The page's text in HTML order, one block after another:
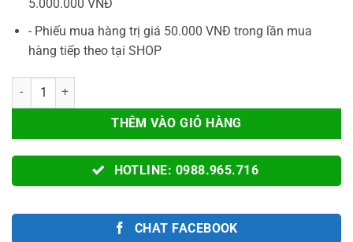
5.000.000 VNĐ
- Phiếu mua hàng trị giá 50.000 VNĐ trong lần mua
hàng tiếp theo tại SHOP
Tay Cầm MOJHON STORM - BIGBIG WON STORM Không Dây
THÊM VÀO GIỎ HÀNG
HOTLINE: 0988.965.716
CHAT FACEBOOK